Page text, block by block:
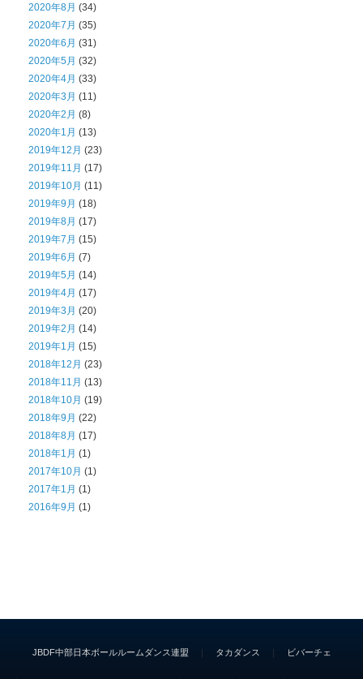
2020年8月 (34)
2020年7月 (35)
2020年6月 (31)
2020年5月 (32)
2020年4月 (33)
2020年3月 (11)
2020年2月 (8)
2020年1月 (13)
2019年12月 (23)
2019年11月 (17)
2019年10月 (11)
2019年9月 (18)
2019年8月 (17)
2019年7月 (15)
2019年6月 (7)
2019年5月 (14)
2019年4月 (17)
2019年3月 (20)
2019年2月 (14)
2019年1月 (15)
2018年12月 (23)
2018年11月 (13)
2018年10月 (19)
2018年9月 (22)
2018年8月 (17)
2018年1月 (1)
2017年10月 (1)
2017年1月 (1)
2016年9月 (1)
JBDF中部日本ボールルームダンス連盟 ｜ タカダンス ｜ ビバーチェ